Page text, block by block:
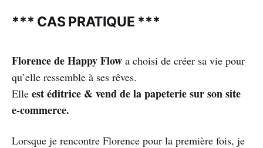
*** CAS PRATIQUE ***
Florence de Happy Flow a choisi de créer sa vie pour
qu’elle ressemble à ses rêves.
Elle est éditrice & vend de la papeterie sur son site
e-commerce.
Lorsque je rencontre Florence pour la première fois, je